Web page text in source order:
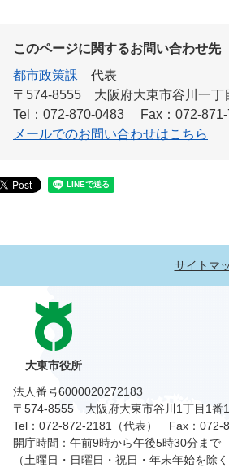
このページに関するお問い合わせ先
都市政策課
代表
〒574-8555 大阪府大東市谷川一
Tel：072-870-0483
Fax：072-
メールでのお問い合わせはこちら
サイトマ
大東市役所
法人番号6000020272183
〒574-8555 大阪府大東市谷川1丁目1番
Tel：072-872-2181（代表）
Fax：072-
開庁時間：午前9時から午後5時30分まで
（土曜日・日曜日・祝日・年末年始を除